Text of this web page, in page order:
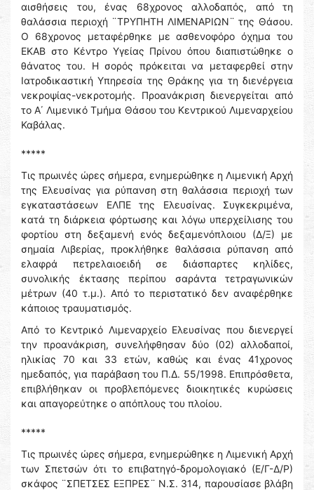
αισθήσεις του, ένας 68χρονος αλλοδαπός, από τη
θαλάσσια περιοχή ¨ΤΡΥΠΗΤΗ ΛΙΜΕΝΑΡΙΩΝ¨ της Θάσου.
Ο 68χρονος μεταφέρθηκε με ασθενοφόρο όχημα του
ΕΚΑΒ στο Κέντρο Υγείας Πρίνου όπου διαπιστώθηκε ο
θάνατος του. Η σορός πρόκειται να μεταφερθεί στην
Ιατροδικαστική Υπηρεσία της Θράκης για τη διενέργεια
νεκροψίας-νεκροτομής. Προανάκριση διενεργείται από
το Α΄ Λιμενικό Τμήμα Θάσου του Κεντρικού Λιμεναρχείου
Καβάλας.
*****
Τις πρωινές ώρες σήμερα, ενημερώθηκε η Λιμενική Αρχή
της Ελευσίνας για ρύπανση στη θαλάσσια περιοχή των
εγκαταστάσεων ΕΛΠΕ της Ελευσίνας. Συγκεκριμένα,
κατά τη διάρκεια φόρτωσης και λόγω υπερχείλισης του
φορτίου στη δεξαμενή ενός δεξαμενόπλοιου (Δ/Ξ) με
σημαία Λιβερίας, προκλήθηκε θαλάσσια ρύπανση από
ελαφρά πετρελαιοειδή σε διάσπαρτες κηλίδες,
συνολικής έκτασης περίπου σαράντα τετραγωνικών
μέτρων (40 τ.μ.). Από το περιστατικό δεν αναφέρθηκε
κάποιος τραυματισμός.
Από το Κεντρικό Λιμεναρχείο Ελευσίνας που διενεργεί
την προανάκριση, συνελήφθησαν δύο (02) αλλοδαποί,
ηλικίας 70 και 33 ετών, καθώς και ένας 41χρονος
ημεδαπός, για παράβαση του Π.Δ. 55/1998. Επιπρόσθετα,
επιβλήθηκαν οι προβλεπόμενες διοικητικές κυρώσεις
και απαγορεύτηκε ο απόπλους του πλοίου.
*****
Τις πρωινές ώρες σήμερα, ενημερώθηκε η Λιμενική Αρχή
των Σπετσών ότι το επιβατηγό-δρομολογιακό (Ε/Γ-Δ/Ρ)
σκάφος ¨ΣΠΕΤΣΕΣ ΕΞΠΡΕΣ¨ Ν.Σ. 314, παρουσίασε βλάβη